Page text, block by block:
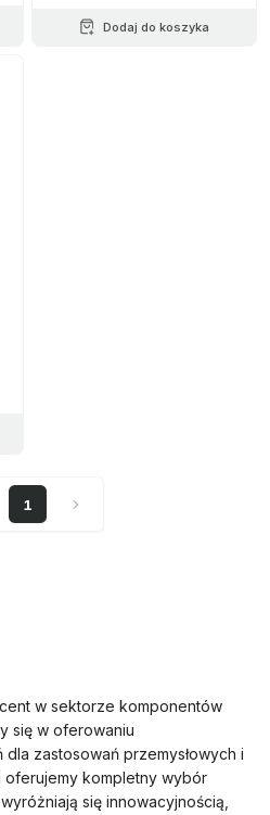
Dodaj do koszyka
1
w sektorze komponentów
się w oferowaniu
zastosowań przemysłowych i
oferujemy kompletny wybór
się innowacyjnością,